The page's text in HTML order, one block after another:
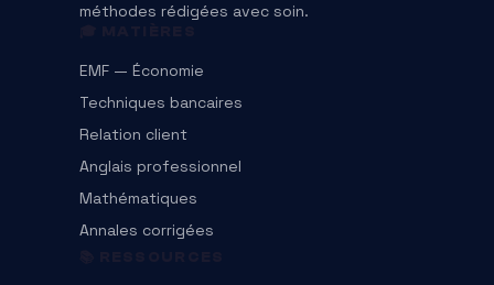
méthodes rédigées avec soin.
EMF — Économie
Techniques bancaires
Relation client
Anglais professionnel
Mathématiques
Annales corrigées